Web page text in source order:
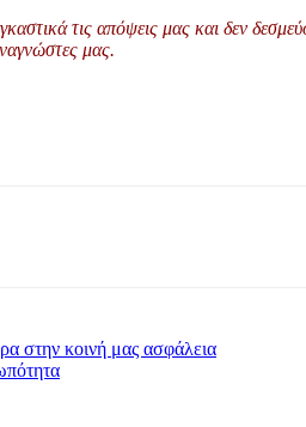
τις απόψεις μας και δεν
μας.
στην κοινή μας ασφάλεια